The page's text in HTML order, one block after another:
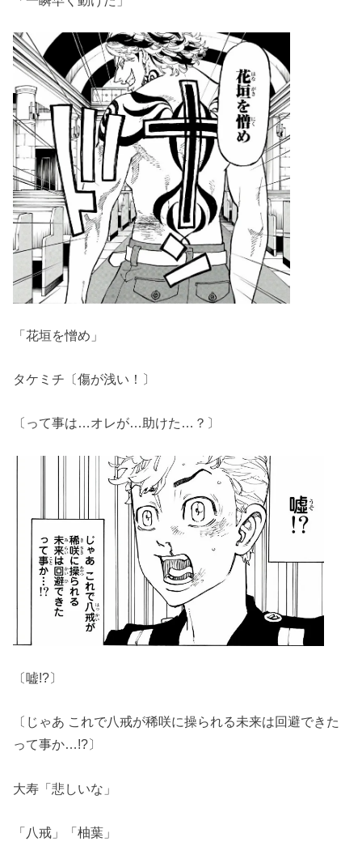
「花垣を憎め」
タケミチ〔傷が浅い！〕
〔って事は…オレが…助けた…？〕
〔嘘!?〕
〔じゃあ これで八戒が稀咲に操られる未来は回避できた
って事か…!?〕
大寿「悲しいな」
「八戒」「柚葉」